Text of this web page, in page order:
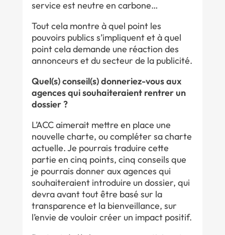
service est neutre en carbone…
Tout cela montre à quel point les
pouvoirs publics s’impliquent et à quel
point cela demande une réaction des
annonceurs et du secteur de la publicité.
Quel(s) conseil(s) donneriez-vous aux
agences qui souhaiteraient rentrer un
dossier ?
L’ACC aimerait mettre en place une
nouvelle charte, ou compléter sa charte
actuelle. Je pourrais traduire cette
partie en cinq points, cinq conseils que
je pourrais donner aux agences qui
souhaiteraient introduire un dossier, qui
devra avant tout être basé sur la
transparence et la bienveillance, sur
l’envie de vouloir créer un impact positif.